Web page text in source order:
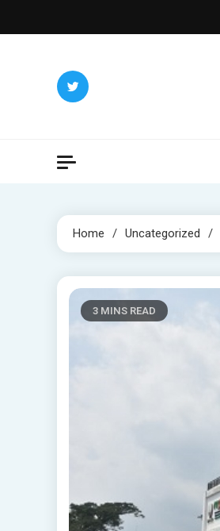
to
Home Uncategorized
3 MINS READ